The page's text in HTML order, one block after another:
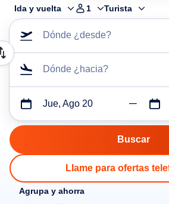
Ida y vuelta 1 Turista
Dónde ¿desde?
Dónde ¿hacia?
Jue, Ago 20
Llame para ofertas
Agrupa y ahorra